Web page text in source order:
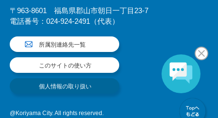
〒963-8601 福島県郡山市朝日一丁目23-7
電話番号：024-924-2491（代表）
所属別連絡先一覧
このサイトの使い方
個人情報の取り扱い
@Koriyama City. All rights reserved.